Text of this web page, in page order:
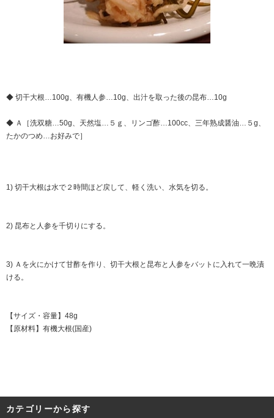
◆ 切干大根…100g、有機人参…10g、出汁を取った後の昆布…10g
◆ Ａ［洗双糖…50g、天然塩…５ｇ、リンゴ酢…100cc、三年熟成醤油…５g、
たかのつめ…お好みで］
1) 切干大根は水で２時間ほど戻して、軽く洗い、水気を切る。
2) 昆布と人参を千切りにする。
3) Ａを火にかけて甘酢を作り、切干大根と昆布と人参をバットに入れて一晩漬
ける。
【サイズ・容量】48g
【原材料】有機大根(国産)
カテゴリーから探す